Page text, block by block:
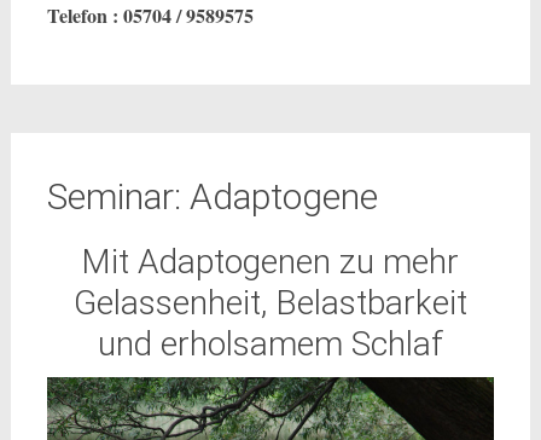
Telefon : 05704 / 9589575
Seminar: Adaptogene
Mit Adaptogenen zu mehr
Gelassenheit, Belastbarkeit
und erholsamem Schlaf